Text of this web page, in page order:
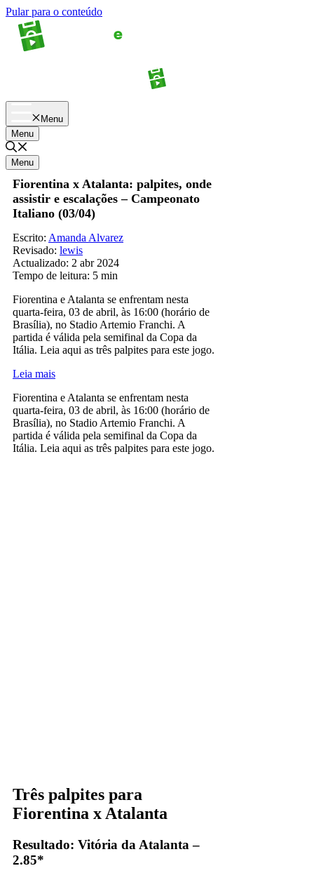
Pular para o conteúdo
Menu
Menu
Menu
Fiorentina x Atalanta: palpites, onde
assistir e escalações – Campeonato
Italiano (03/04)
Escrito: Amanda Alvarez
Revisado: lewis
Actualizado: 2 abr 2024
Tempo de leitura: 5 min
Fiorentina e Atalanta se enfrentam nesta
quarta-feira, 03 de abril, às 16:00 (horário de
Brasília), no Stadio Artemio Franchi. A
partida é válida pela semifinal da Copa da
Itália. Leia aqui as três palpites para este jogo.
Leia mais
Fiorentina e Atalanta se enfrentam nesta
quarta-feira, 03 de abril, às 16:00 (horário de
Brasília), no Stadio Artemio Franchi. A
partida é válida pela semifinal da Copa da
Itália. Leia aqui as três palpites para este jogo.
Três palpites para
Fiorentina x Atalanta
Resultado: Vitória da Atalanta –
2.85*